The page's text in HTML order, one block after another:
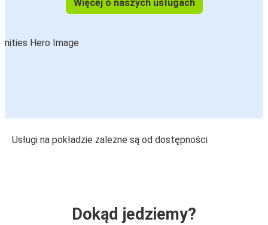
Więcej o naszych usługach
Usługi na pokładzie zależne są od dostępności
Dokąd jedziemy?